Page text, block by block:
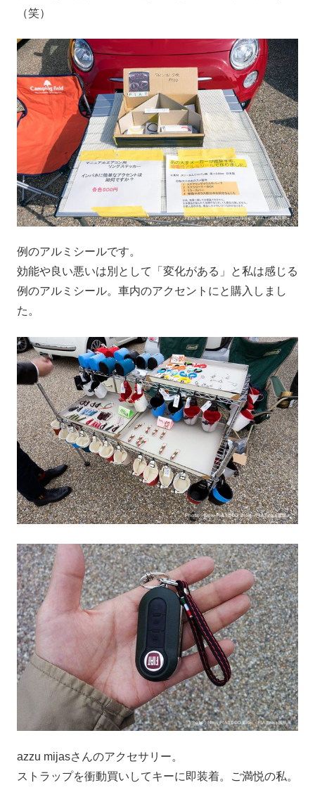
（笑）
例のアルミシールです。
効能や良い悪いは別として「変化がある」と私は感じる
例のアルミシール。車内のアクセントにと購入しまし
た。
azzu mijasさんのアクセサリー。
ストラップを衝動買いしてキーに即装着。ご満悦の私。